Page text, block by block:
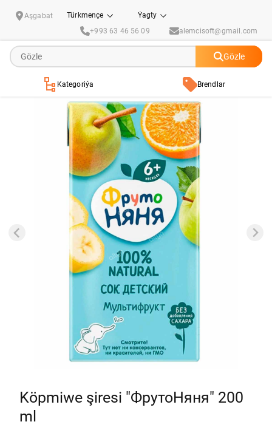
Aşgabat Türkmençe
Ýagty
+993 63 46 56 09
alemcisoft@gmail.com
Gözle
Kategoriýa Brendlar
Köpmiwe şiresi "ФрутоНяня" 200
ml